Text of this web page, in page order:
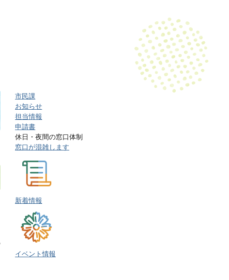
市民課
お知らせ
担当情報
申請書
休日・夜間の窓口体制
窓口が混雑します
新着情報
イベント情報